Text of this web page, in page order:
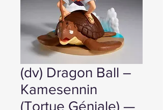
(dv) Dragon Ball –
Kamesennin
(Tortue Géniale) —